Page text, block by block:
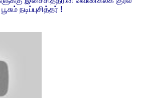
நடிப்புசித்தர் !